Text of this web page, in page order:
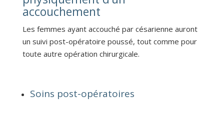
accouchement
Les femmes ayant accouché par césarienne auront
un suivi post-opératoire poussé, tout comme pour
toute autre opération chirurgicale.
Soins post-opératoires